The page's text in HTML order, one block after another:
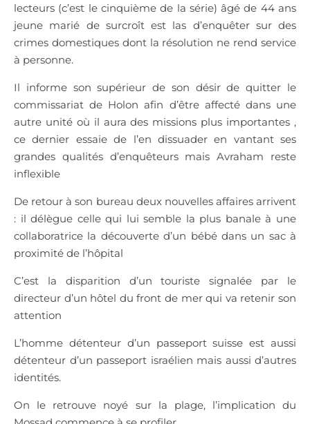
lecteurs (c’est le cinquième de la série) âgé de 44 ans
jeune marié de surcroît est las d’enquêter sur des
crimes domestiques dont la résolution ne rend service
à personne.
Il informe son supérieur de son désir de quitter le
commissariat de Holon afin d’être affecté dans une
autre unité où il aura des missions plus importantes ,
ce dernier essaie de l’en dissuader en vantant ses
grandes qualités d’enquêteurs mais Avraham reste
inflexible
De retour à son bureau deux nouvelles affaires arrivent
: il délègue celle qui lui semble la plus banale à une
collaboratrice la découverte d’un bébé dans un sac à
proximité de l’hôpital
C’est la disparition d’un touriste signalée par le
directeur d’un hôtel du front de mer qui va retenir son
attention
L’homme détenteur d’un passeport suisse est aussi
détenteur d’un passeport israélien mais aussi d’autres
identités.
On le retrouve noyé sur la plage, l’implication du